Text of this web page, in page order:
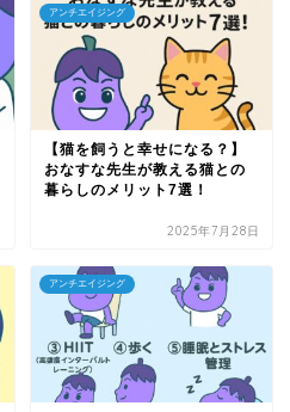
アンチエイジング
【猫を飼うと幸せになる？】
おなすな先生が教える猫との
暮らしのメリット7選！
2025年7月28日
アンチエイジング